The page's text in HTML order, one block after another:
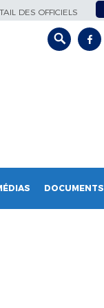
DES OFFICIELS
DOCUMENTS